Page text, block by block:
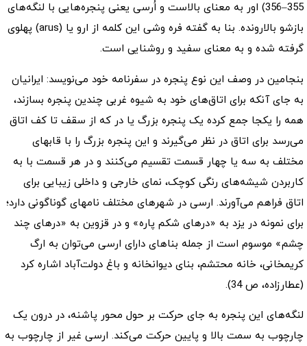
355–356) اور به معنای بالاست و اُرسی یعنی پنجره‌هایی با لنگه‌های
بازشو بالارونده. بنا به گفته فره وشی این کلمه از ارو یا (arus) پهلوی
گرفته شده و به معنای سفید و روشنایی است.
بنجامین در وصف این نوع پنجره در سفرنامه خود می‌نویسد: ایرانیان
به جای آنکه برای اتاق‌های خود به شیوه غربی چندین پنجره بسازند،
همه را یکجا جمع کرده یک پنجره بزرگ یا در که از سقف تا کف اتاق
می‌رسد برای اتاق در نظر می‌گیرند و این پنجره بزرگ را با قابهای
مختلف به سه یا چهار قسمت تقسیم می‌کنند و در هر قسمت با به
کاربردن شیشه‌های رنگی کوچک، نمای خارجی و داخلی زیبایی برای
اتاق فراهم می‌آورند. ارسی در شهرهای مختلف نامهای گوناگونی دارد؛
برای نمونه در یزد به «درهای شکم پاره» و در قزوین به «درهای چند
چشم» موسوم است از جمله بناهای دارای ارسی می‌توان به ارگ
کریمخانی، خانه محتشم، بنای دیوانخانه و باغ دولت‌آباد اشاره کرد
(عطارزاده، ص 34).
لنگه‌های این پنجره به جای حرکت بر حول محور پاشنه، در درون یک
چارچوب به سمت بالا و پایین حرکت می‌کند. ارسی غیر از چارچوب به